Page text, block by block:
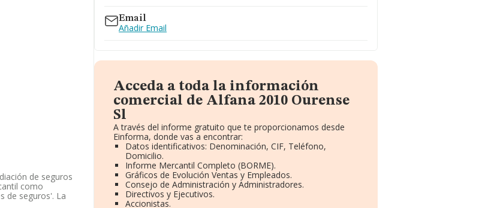
de seguros
como
de seguros'. La
Email
Añadir Email
Acceda a toda la información
comercial de Alfana 2010 Ourense
Sl
A través del informe gratuito que te proporcionamos desde
Einforma, donde vas a encontrar:
Datos identificativos: Denominación, CIF, Teléfono,
Domicilio.
Informe Mercantil Completo (BORME).
Gráficos de Evolución Ventas y Empleados.
Consejo de Administración y Administradores.
Directivos y Ejecutivos.
Accionistas.